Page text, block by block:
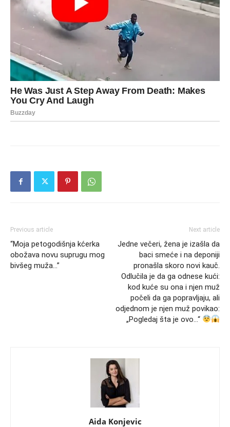
Previous article
“Moja petogodišnja kćerka
obožava novu suprugu mog
bivšeg muža…”
Next article
Jedne večeri, žena je izašla da
baci smeće i na deponiji
pronašla skoro novi kauč.
Odlučila je da ga odnese kući:
kod kuće su ona i njen muž
počeli da ga popravljaju, ali
odjednom je njen muž povikao:
„Pogledaj šta je ovo…“
Aida Konjevic